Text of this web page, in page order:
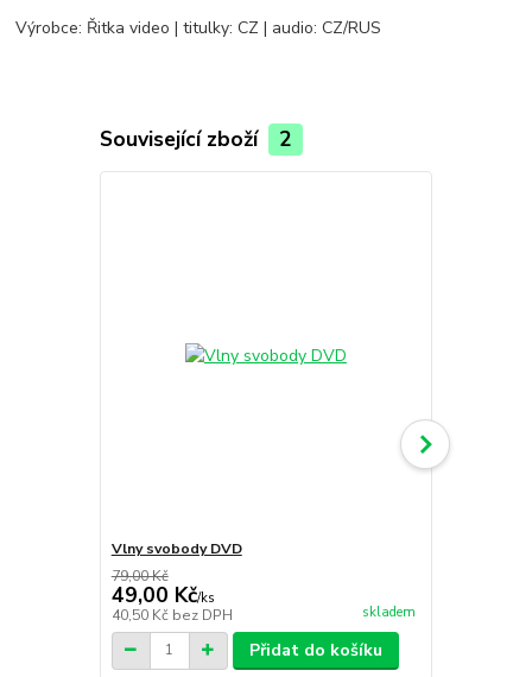
Výrobce: Řitka video | titulky: CZ | audio: CZ/RUS
Související zboží 2
Vlny svobody DVD
79,00 Kč
49,00 Kč/ks
40,50 Kč bez DPH skladem
Přidat do košíku